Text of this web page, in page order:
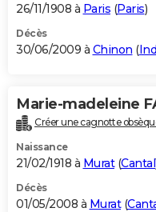
26/11/1908 à Paris (Paris)
Décès
30/06/2009 à Chinon (
Marie-madeleine
Créer une cagnotte
Naissance
21/02/1918 à Murat(Cantal
Décès
01/05/2008 à Murat(